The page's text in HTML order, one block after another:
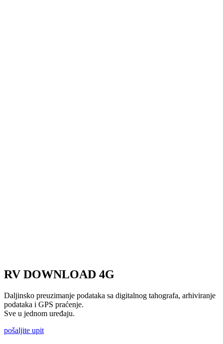
RV DOWNLOAD 4G
Daljinsko preuzimanje podataka sa digitalnog tahografa, arhiviranje
podataka i GPS praćenje.
Sve u jednom uređaju.
pošaljite upit